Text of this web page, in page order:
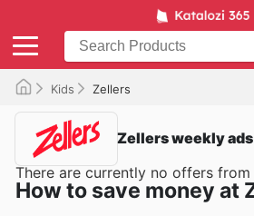
Kids Zellers
Zellers weekly ads
There are currently no offers from
How to save money at